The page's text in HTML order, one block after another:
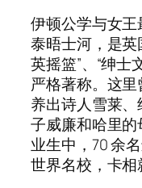
伊顿公学与女
泰晤士河，是
英摇篮”、“绅士
严格著称。这
养出诗人雪莱
子威廉和哈里
业生中，70 余
世界名校，卡相